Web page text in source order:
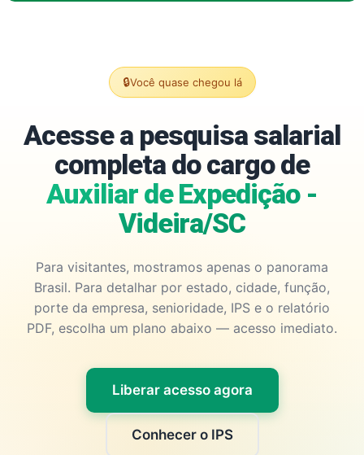
🔒Você quase chegou lá
Acesse a pesquisa salarial
completa do cargo de
Auxiliar de Expedição -
Videira/SC
Para visitantes, mostramos apenas o panorama
Brasil. Para detalhar por estado, cidade, função,
porte da empresa, senioridade, IPS e o relatório
PDF, escolha um plano abaixo — acesso imediato.
Liberar acesso agora
Conhecer o IPS